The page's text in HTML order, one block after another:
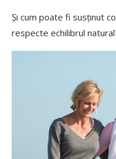
Și cum poate fi susținut
respecte echilibrul